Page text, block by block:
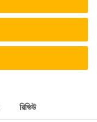
রিভিউ